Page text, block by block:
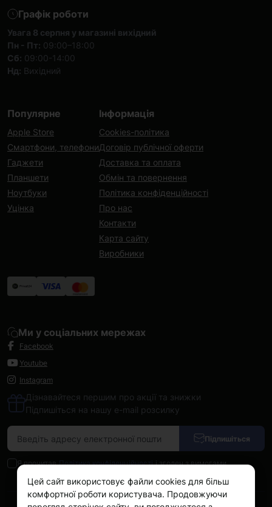
Графік роботи
Увага 8 серпня у магазині вихідний
Пн - Пт: 09:00–18:00
Сб: 09:00-14:00
Нд: Вихідний
Популярне
Apple Store
Смартфони, телефони
Гаджети
Планшети
Ноутбуки
Уцінка
Інформація
Cookies-політика
Договір публічної оферти
Доставка та оплата
Обмін та повернення
Політика конфіденційності
Про нас
Контакти
Карта сайту
Виробники
Ми у соціальних мережах
Facebook
Youtube
Instagram
Дізнавайтеся першим про акції та знижки
Підпишіться на нашу e-mail розсилку
Підпишіться
Я прочитав Політика конфіденційності і згоден з вимогами
Цей сайт використовує файли cookies для більш
комфортної роботи користувача. Продовжуючи